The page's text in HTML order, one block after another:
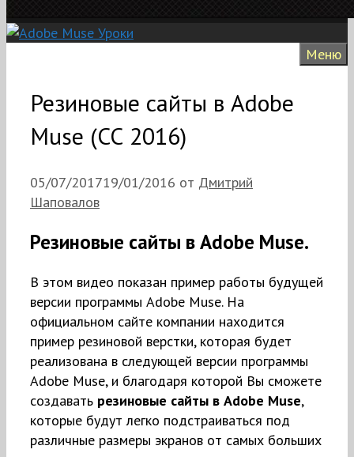
Меню
Резиновые сайты в Adobe
Muse (СС 2016)
05/07/201719/01/2016 от Дмитрий
Шаповалов
Резиновые сайты в Adobe Muse.
В этом видео показан пример работы будущей
версии программы Adobe Muse. На
официальном сайте компании находится
пример резиновой верстки, которая будет
реализована в следующей версии программы
Adobe Muse, и благодаря которой Вы сможете
создавать резиновые сайты в Adobe Muse,
которые будут легко подстраиваться под
различные размеры экранов от самых больших